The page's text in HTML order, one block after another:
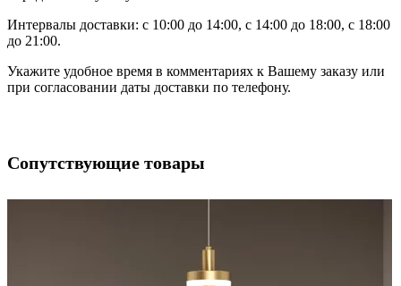
Интервалы доставки: с 10:00 до 14:00, с 14:00 до 18:00, с 18:00
до 21:00.
Укажите удобное время в комментариях к Вашему заказу или
при согласовании даты доставки по телефону.
Сопутствующие товары